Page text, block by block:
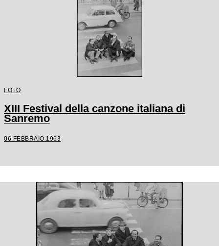
FOTO
XIII Festival della canzone italiana di
Sanremo
06 FEBBRAIO 1963